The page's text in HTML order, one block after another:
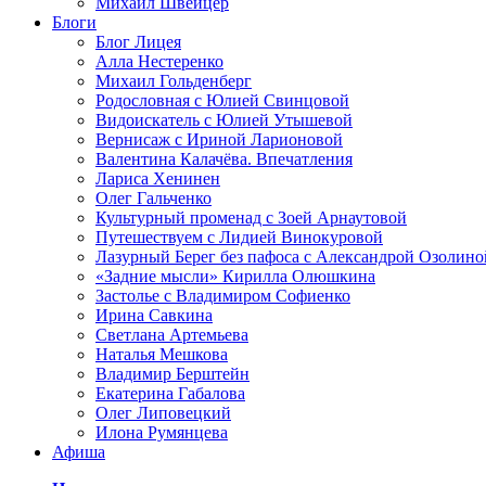
Блоги
Блог Лицея
Алла Нестеренко
Михаил Гольденберг
Родословная с Юлией Свинцовой
Видоискатель с Юлией Утышевой
Вернисаж с Ириной Ларионовой
Валентина Калачёва. Впечатления
Лариса Хенинен
Олег Гальченко
Культурный променад с Зоей Арнаутовой
Путешествуем с Лидией Винокуровой
Лазурный Берег без пафоса с Александрой
«Задние мысли» Кирилла Олюшкина
Застолье с Владимиром Софиенко
Ирина Савкина
Светлана Артемьева
Наталья Мешкова
Владимир Берштейн
Екатерина Габалова
Олег Липовецкий
Илона Румянцева
Афиша